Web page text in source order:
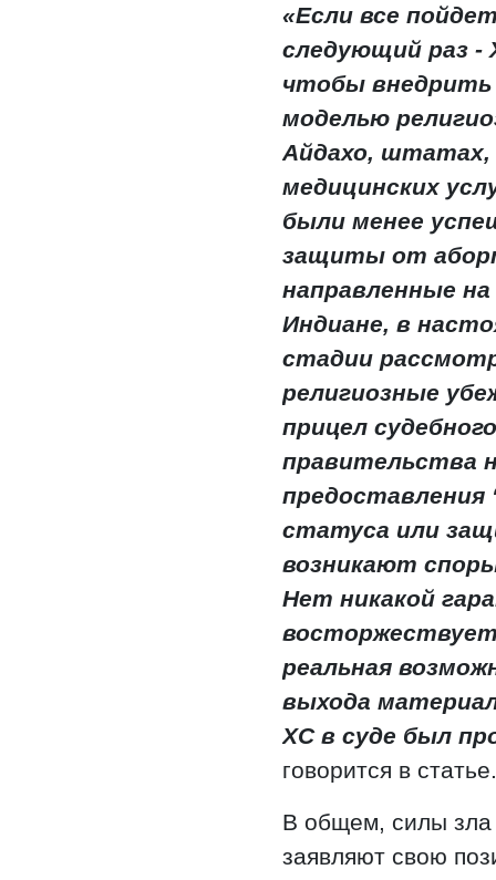
«Если все
следующий раз -
чтобы внедрить
моделью
Айдахо,
медицинских
были менее
защиты от
направленные
Индиане, в
стадии
религиозные
прицел
правительства
предоставления
статуса или
возникают
Нет никакой
реальная
выхода
ХС в суде был
говорится в статье.
В общем, силы зла
заявляют свою